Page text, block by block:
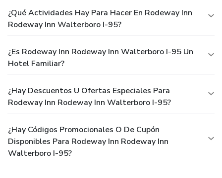
¿Qué Actividades Hay Para Hacer En Rodeway Inn
Rodeway Inn Walterboro I-95?
¿Es Rodeway Inn Rodeway Inn Walterboro I-95 Un
Hotel Familiar?
¿Hay Descuentos U Ofertas Especiales Para
Rodeway Inn Rodeway Inn Walterboro I-95?
¿Hay Códigos Promocionales O De Cupón
Disponibles Para Rodeway Inn Rodeway Inn
Walterboro I-95?